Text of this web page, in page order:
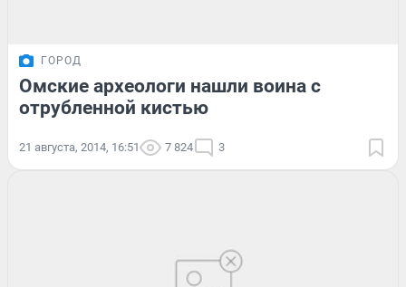
ГОРОД
Омские археологи нашли воина с
отрубленной кистью
21 августа, 2014, 16:51 7 824 3